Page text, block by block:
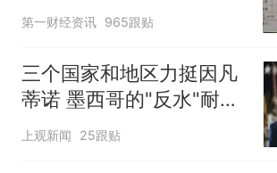
第一财经资讯 965跟贴
三个国家和地区力挺因凡
蒂诺 墨西哥的"反水"耐人
寻味
上观新闻 25跟贴